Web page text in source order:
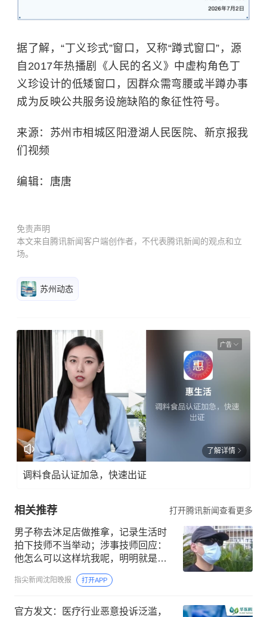
据了解，“丁义珍式”窗口，又称“蹲式窗口”，源
自2017年热播剧《人民的名义》中虚构角色丁
义珍设计的低矮窗口，因群众需弯腰或半蹲办事
成为反映公共服务设施缺陷的象征性符号。
来源：苏州市相城区阳澄湖人民医院、新京报我
们视频
编辑：唐唐
免责声明
本文来自腾讯新闻客户端创作者，不代表腾讯新闻的观点和立
场。
苏州动态
广告
了解详情
调料食品认证加急，快速出证
相关推荐 打开腾讯新闻查看更多
男子称去沐足店做推拿，记录生活时
拍下技师不当举动；涉事技师回应：
他怎么可以这样坑我呢，明明就是他
自己说的；警方已介入调查
指尖新闻沈阳晚报 打开APP
官方发文：医疗行业恶意投诉泛滥，